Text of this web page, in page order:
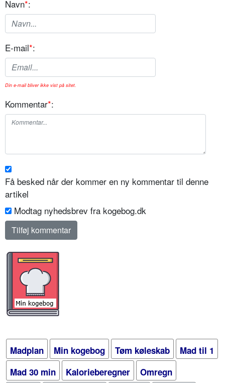
Navn*:
E-mail*:
Din e-mail bliver ikke vist på sitet.
Kommentar*:
Få besked når der kommer en ny kommentar til denne
artikel
Modtag nyhedsbrev fra kogebog.dk
Madplan Min kogebog Tøm køleskab
Mad til 1
Mad 30 min
Kalorieberegner Omregn